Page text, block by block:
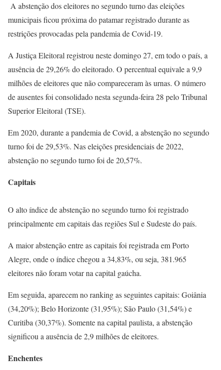
A abstenção dos eleitores no segundo turno das eleições
municipais ficou próxima do patamar registrado durante as
restrições provocadas pela pandemia de Covid-19.
A Justiça Eleitoral registrou neste domingo 27, em todo o país, a
ausência de 29,26% do eleitorado. O percentual equivale a 9,9
milhões de eleitores que não compareceram às urnas. O número
de ausentes foi consolidado nesta segunda-feira 28 pelo Tribunal
Superior Eleitoral (TSE).
Em 2020, durante a pandemia de Covid, a abstenção no segundo
turno foi de 29,53%. Nas eleições presidenciais de 2022,
abstenção no segundo turno foi de 20,57%.
Capitais
O alto índice de abstenção no segundo turno foi registrado
principalmente em capitais das regiões Sul e Sudeste do país.
A maior abstenção entre as capitais foi registrada em Porto
Alegre, onde o índice chegou a 34,83%, ou seja, 381.965
eleitores não foram votar na capital gaúcha.
Em seguida, aparecem no ranking as seguintes capitais: Goiânia
(34,20%); Belo Horizonte (31,95%); São Paulo (31,54%) e
Curitiba (30,37%). Somente na capital paulista, a abstenção
significou a ausência de 2,9 milhões de eleitores.
Enchentes